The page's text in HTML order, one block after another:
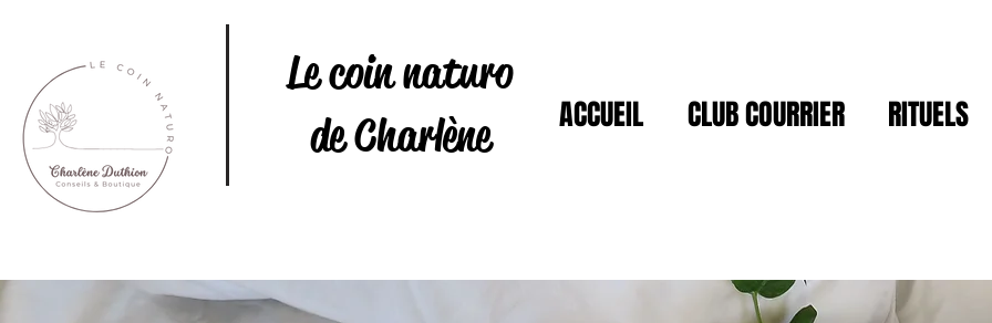
Le coin naturo
de Charlène
ACCUEIL CLUB COURRIER RITUELS